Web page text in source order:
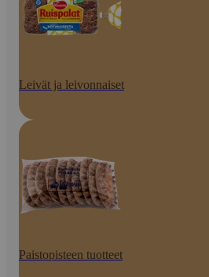
Leivät ja leivonnaiset
Paistopisteen tuotteet